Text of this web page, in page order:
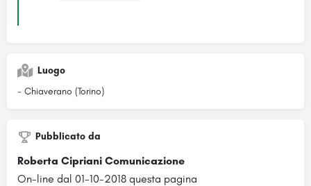
Luogo
- Chiaverano (Torino)
Pubblicato da
Roberta Cipriani Comunicazione
On-line dal 01-10-2018 questa pagina